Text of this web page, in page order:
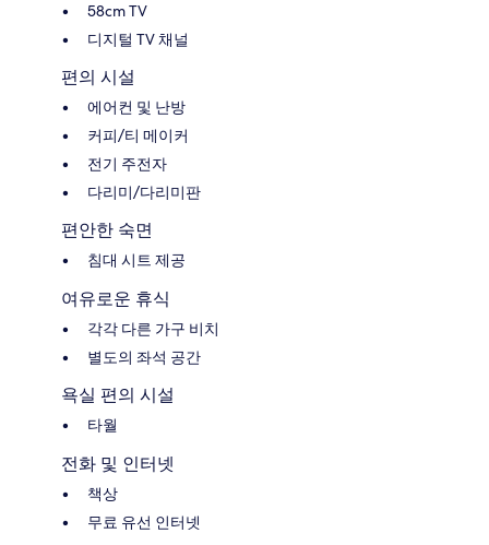
58cm TV
디지털 TV 채널
편의 시설
에어컨 및 난방
커피/티 메이커
전기 주전자
다리미/다리미판
편안한 숙면
침대 시트 제공
여유로운 휴식
각각 다른 가구 비치
별도의 좌석 공간
욕실 편의 시설
타월
전화 및 인터넷
책상
무료 유선 인터넷